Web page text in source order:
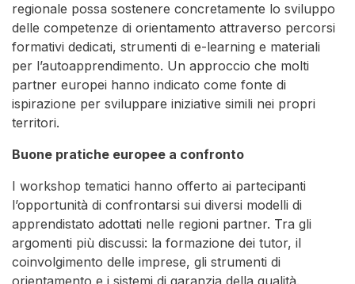
regionale possa sostenere concretamente lo sviluppo
delle competenze di orientamento attraverso percorsi
formativi dedicati, strumenti di e-learning e materiali
per l’autoapprendimento. Un approccio che molti
partner europei hanno indicato come fonte di
ispirazione per sviluppare iniziative simili nei propri
territori.
Buone pratiche europee a confronto
I workshop tematici hanno offerto ai partecipanti
l’opportunità di confrontarsi sui diversi modelli di
apprendistato adottati nelle regioni partner. Tra gli
argomenti più discussi: la formazione dei tutor, il
coinvolgimento delle imprese, gli strumenti di